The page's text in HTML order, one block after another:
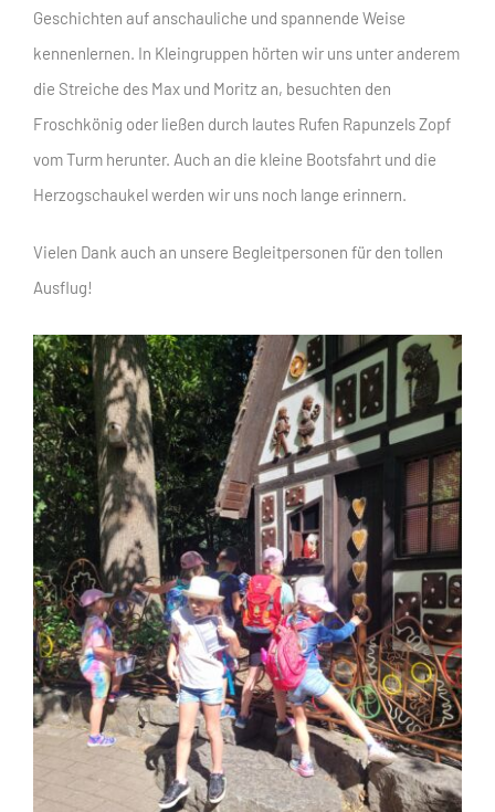
Geschichten auf anschauliche und spannende Weise
kennenlernen. In Kleingruppen hörten wir uns unter anderem
die Streiche des Max und Moritz an, besuchten den
Froschkönig oder ließen durch lautes Rufen Rapunzels Zopf
vom Turm herunter. Auch an die kleine Bootsfahrt und die
Herzogschaukel werden wir uns noch lange erinnern.
Vielen Dank auch an unsere Begleitpersonen für den tollen
Ausflug!